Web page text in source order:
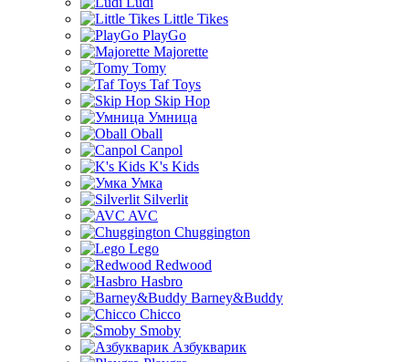
Little Tikes
PlayGo
Majorette
Tomy
Taf Toys
Skip Hop
Умница
Oball
Canpol
K's Kids
Умка
Silverlit
AVC
Chuggington
Lego
Redwood
Hasbro
Barney&Buddy
Chicco
Smoby
Азбукварик